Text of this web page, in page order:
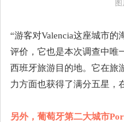
图
“游客对Valencia这座城市
评价，它也是本次调查中唯
西班牙旅游目的地。它在旅
力方面也获得了满分五星，
另外，葡萄牙第二大城市